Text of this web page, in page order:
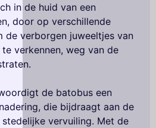
in de huid van een
door op verschillende
de verborgen juweeltjes van
verkennen, weg van de
de batobus een
die bijdraagt aan de
vervuiling. Met de